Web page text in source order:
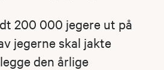
200 000 jegere ut på
jegerne skal jakte
den årlige